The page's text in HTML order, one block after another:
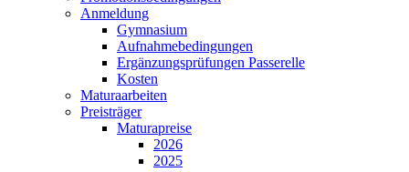
Anmeldung
Gymnasium
Aufnahmebedingungen
Ergänzungsprüfungen Passerelle
Kosten
Maturaarbeiten
Preisträger
Maturapreise
2026
2025